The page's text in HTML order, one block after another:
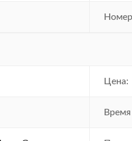
Цена: